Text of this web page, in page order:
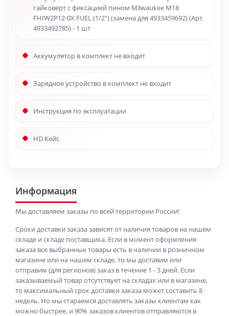
гайковерт с фиксацией пином Milwaukee M18
FHIW2P12-0X FUEL (1/2") (замена для 4933459692) (Арт.
4933492785) - 1 шт
Аккумулятор в комплект не входит
Зарядное устройство в комплект не входит
Инструкция по эксплуатации
HD Кейс
Информация
Мы доставляем заказы по всей территории России!
Сроки доставки заказа зависят от наличия товаров на нашем
складе и складе поставщика. Если в момент оформления
заказа все выбранные товары есть в наличии в розничном
магазине или на нашем складе, то мы доставим или
отправим (для регионов) заказ в течение 1 - 3 дней. Если
заказываемый товар отсутствует на складах или в магазине,
то максимальный срок доставки заказа может составить 8
недель. Но мы стараемся доставлять заказы клиентам как
можно быстрее, и 90% заказов клиентов отправляются в